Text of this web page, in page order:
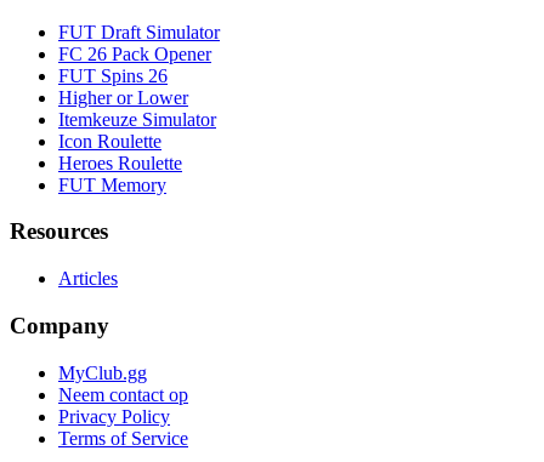
FUT Draft Simulator
FC 26 Pack Opener
FUT Spins 26
Higher or Lower
Itemkeuze Simulator
Icon Roulette
Heroes Roulette
FUT Memory
Resources
Articles
Company
MyClub.gg
Neem contact op
Privacy Policy
Terms of Service